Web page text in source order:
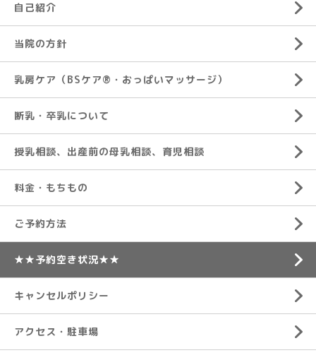
自己紹介
当院の方針
乳房ケア（BSケア®︎・おっぱいマッサージ）
断乳・卒乳について
授乳相談、出産前の母乳相談、育児相談
料金・もちもの
ご予約方法
★★予約空き状況★★
キャンセルポリシー
アクセス・駐車場